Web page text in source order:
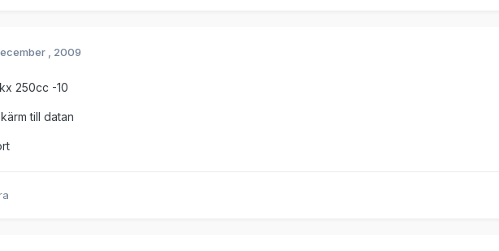
, 2009
250cc -10
till datan